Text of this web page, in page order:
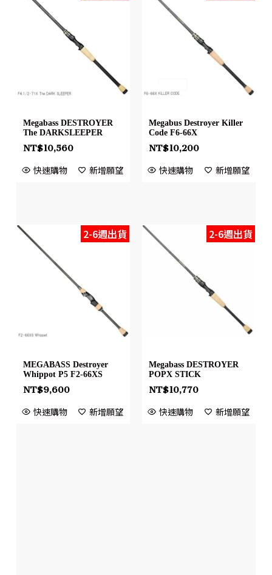
Megabass DESTROYER
The DARKSLEEPER
NT$10,560
快速購物 新增願望
Megabus Destroyer Killer
Code F6-66X
NT$10,200
快速購物 新增願望
2-6週出貨
MEGABASS Destroyer
Whippot P5 F2-66XS
NT$9,600
快速購物 新增願望
2-6週出貨
Megabass DESTROYER
POPX STICK
NT$10,770
快速購物 新增願望